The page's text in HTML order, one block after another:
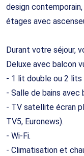
design
étages avec
Durant votre séjour,
Deluxe avec balcon
- 1 lit double ou 2 lits
- Salle de bains avec
- TV satellite écran
TV5, Euronews).
- Wi-Fi.
- Climatisation et